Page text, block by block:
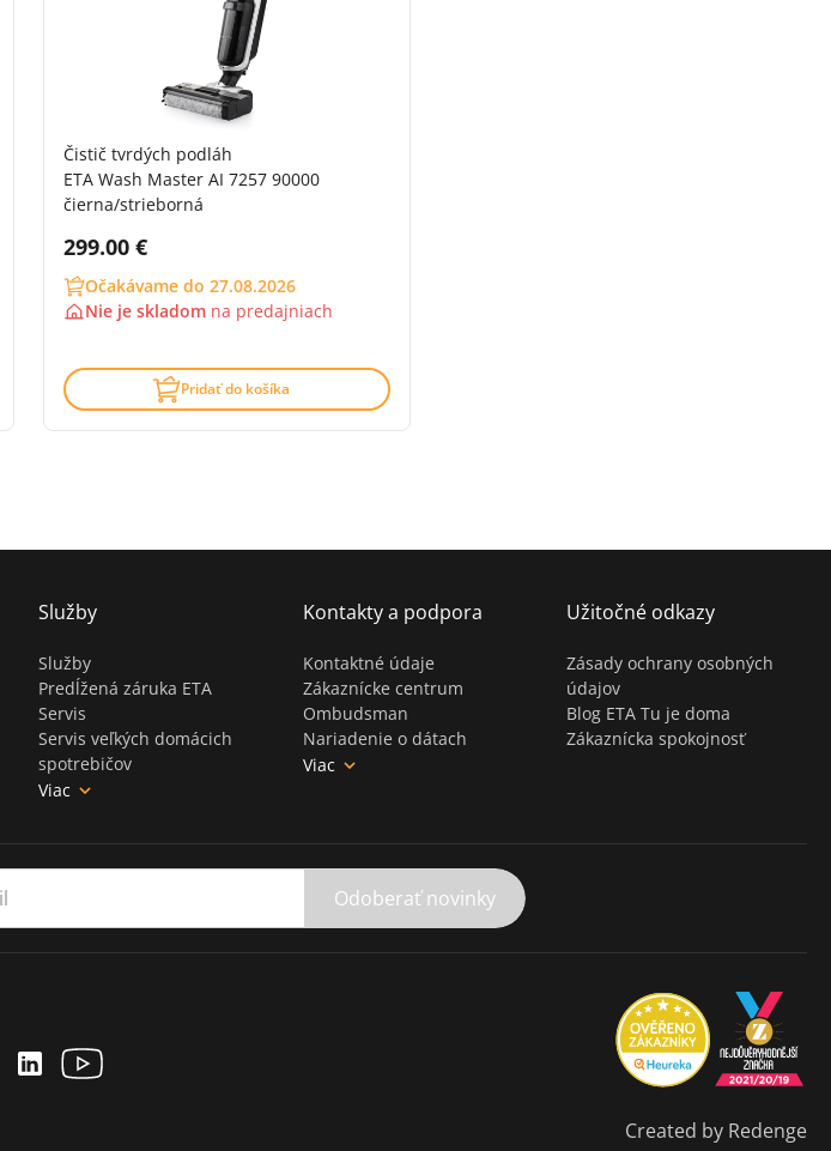
Čistič tvrdých podláh
ETA Wash Master AI 7257 90000
čierna/strieborná
Cena s DPH:
299.00 €
Očakávame do 27.08.2026
Nie je skladom na predajniach
Pridať do košíka
Služby
Služby
Predĺžená záruka ETA
Servis
Servis veľkých domácich
spotrebičov
Viac
Kontakty a podpora
Kontaktné údaje
Zákaznícke centrum
Ombudsman
Nariadenie o dátach
Viac
Užitočné odkazy
Zásady ochrany osobných
údajov
Blog ETA Tu je doma
Zákaznícka spokojnosť
Odoberať novinky
Created by Redenge